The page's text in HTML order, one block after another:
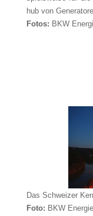
hub von
Fotos: BKW
Das Schwei­zer
Foto: BKW